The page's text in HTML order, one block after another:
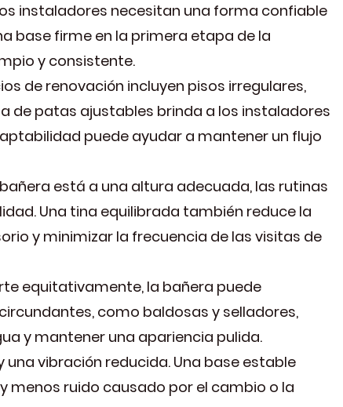
instaladores necesitan una forma confiable
base firme en la primera etapa de la
y consistente.
de renovación incluyen pisos irregulares,
de patas ajustables brinda a los instaladores
puede ayudar a mantener un flujo
está a una altura adecuada, las rutinas
Una tina equilibrada también reduce la
y minimizar la frecuencia de las visitas de
equitativamente, la bañera puede
como baldosas y selladores,
y mantener una apariencia pulida.
vibración reducida. Una base estable
menos ruido causado por el cambio o la